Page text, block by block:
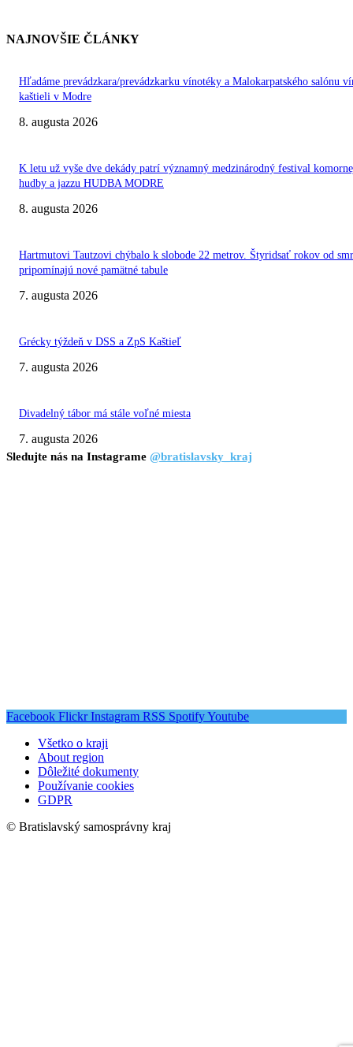
NAJNOVŠIE ČLÁNKY
Hľadáme prevádzkara/prevádzkarku vínotéky a Malokarpatského salónu
kaštieli v Modre
8. augusta 2026
K letu už vyše dve dekády patrí významný medzinárodný festival
hudby a jazzu HUDBA MODRE
8. augusta 2026
Hartmutovi Tautzovi chýbalo k slobode 22 metrov. Štyridsať rokov od
pripomínajú nové pamätné tabule
7. augusta 2026
Grécky týždeň v DSS a ZpS Kaštieľ
7. augusta 2026
Divadelný tábor má stále voľné miesta
7. augusta 2026
Sledujte nás na Instagrame @bratislavsky_kraj
Facebook Flickr Instagram RSS SpotifyYoutube
Všetko o kraji
About region
Dôležité dokumenty
Používanie cookies
GDPR
© Bratislavský samosprávny kraj